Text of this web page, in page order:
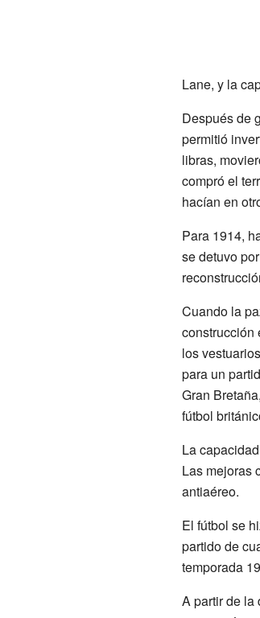
Lane, y la
Después de
permitió
libras,
compró el
hacían en
Para 1914,
se detuvo
Cuando la
construcción
los
para un
Gran
fútbol
La
Las mejoras
antiaéreo.
El fútbol se
partido de
temporada
A partir de la